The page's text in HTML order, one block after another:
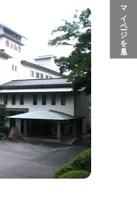
マイページを見る